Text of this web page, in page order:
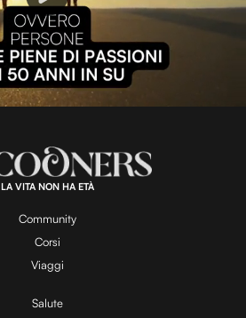
P
l
a
y
V
L
o
:
1
0
0
.
0
LA VITA NON HA ETÀ
Community
Corsi
Viaggi
Salute